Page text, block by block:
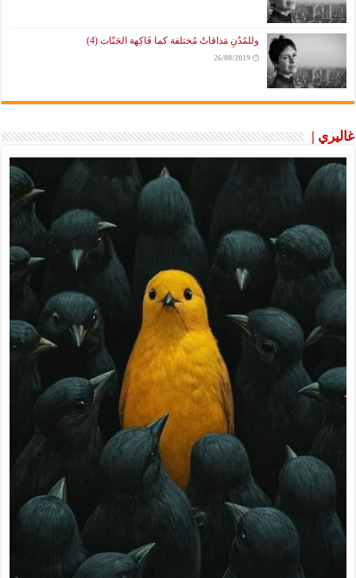
وللمُدُنِ مَذاقاتٌ مُختلفة كما فَاكِهة الجَنّات (4)
26/08/2019
غاليري |